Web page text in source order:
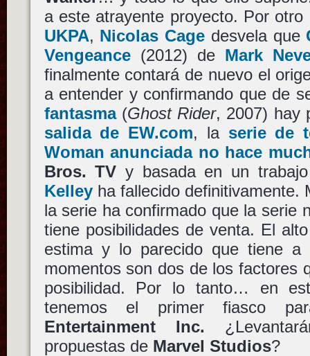
a este atrayente proyecto. Por
UKPA, Nicolas Cage desvela que
Vengeance(2012) de Mark
finalmente contará de nuevo el
a entender y confirmando que de
fantasma(Ghost Rider, 2007) hay
salida de EW.com, la serie de
Woman anunciada no hace
Bros. TV y basada en un
Kelleyha fallecido definitivamente.
la serie ha confirmado que la serie
tiene posibilidades de venta. El
estima y lo parecido que tiene a
momentos son dos de los factores
posibilidad. Por lo tanto… en
tenemos el primer fiasco
Entertainment Inc.
propuestas de Marvel Studios?